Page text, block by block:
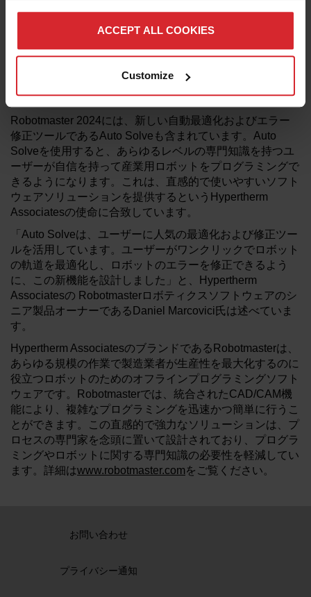
ACCEPT ALL COOKIES
Customize
ユーザーはシステム全体をシングルビューで確認できま
す。さらに、ユーザーはRobotmasterの強力なプログラミ
トのセル環境でサイクル時間を短縮し、生産量を増やすこ
とができるようになりました。
Robotmaster 2024には、新しい自動最適化およびエラー
修正ツールであるAuto Solveも含まれています。Auto
Solveを使用すると、あらゆるレベルの専門知識を持つユ
ーザーが自信を持って産業用ロボットをプログラミングで
きるようになります。これは、直感的で使いやすいソフト
ウェアソリューションを提供するというHypertherm
Associatesの使命に合致しています。
「Auto Solveは、ユーザーに人気の最適化および修正ツー
ルを活用しています。ユーザーがワンクリックでロボット
の軌道を最適化し、ロボットのエラーを修正できるよう
に、この新機能を設計しました」と、Hypertherm
Associatesの Robotmasterロボティクスソフトウェアのシ
ニア製品オーナーであるDaniel Marcovici氏は述べていま
す。
Hypertherm AssociatesのブランドであるRobotmasterは、
あらゆる規模の作業で製造業者が生産性を最大化するのに
役立つロボットのためのオフラインプログラミングソフト
ウェアです。Robotmasterでは、統合されたCAD/CAM機
能により、複雑なプログラミングを迅速かつ簡単に行うこ
とができます。この直感的で強力なソリューションは、プ
ロセスの専門家を念頭に置いて設計されており、プログラ
ミングやロボットに関する専門知識の必要性を軽減してい
ます。詳細はwww.robotmaster.comをご覧ください。
お問い合わせ
プライバシー通知